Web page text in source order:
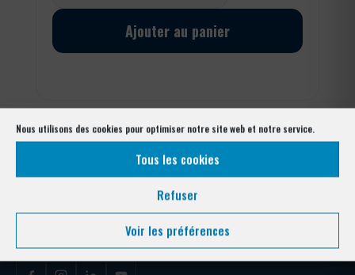
Nous utilisons des cookies pour optimiser notre site web et notre service.
Tous les cookies
Refuser
Voir les préférences
Ronce
galvanisé
Ajouter au panier
pose pour collectivités, entreprises, copropriétés et particuliers —
Alpes-Maritimes & Var.